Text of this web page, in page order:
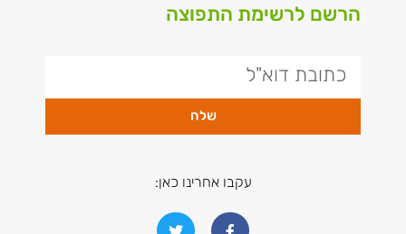
הרשם לרשימת התפוצה
שלח
עקבו אחרינו כאן: